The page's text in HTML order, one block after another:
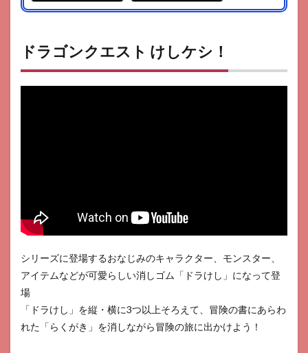
大富豪
UNO
ドラゴンクエスト けしケシ！
シリーズに登場するおなじみのキャラクター、モンスター、
アイテムなどが可愛らしい消しゴム「ドラけし」になって登
場
「ドラけし」を縦・横に3つ以上そろえて、冒険の書にあらわ
れた「らくがき」を消しながら冒険の旅に出かけよう！